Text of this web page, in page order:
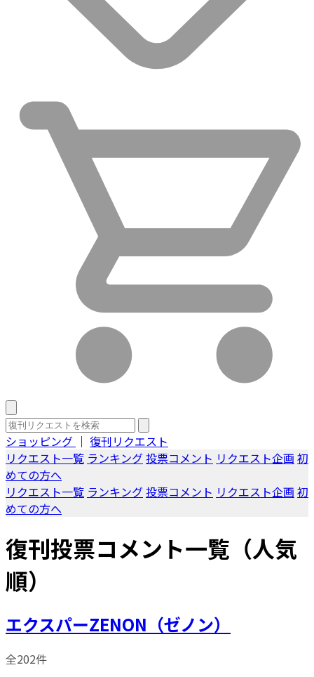
ショッピング ｜ 復刊リクエスト
リクエスト一覧 ランキング投票コメント リクエスト企画 初
めての方へ
リクエスト一覧 ランキング投票コメント リクエスト企画 初
めての方へ
復刊投票コメント一覧（人気
順）
エクスパーZENON（ゼノン）
全202件